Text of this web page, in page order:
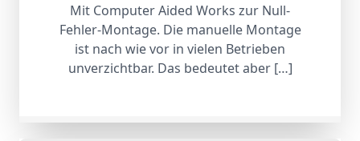
Mit Computer Aided Works zur Null-
Fehler-Montage. Die manuelle Montage
ist nach wie vor in vielen Betrieben
unverzichtbar. Das bedeutet aber […]